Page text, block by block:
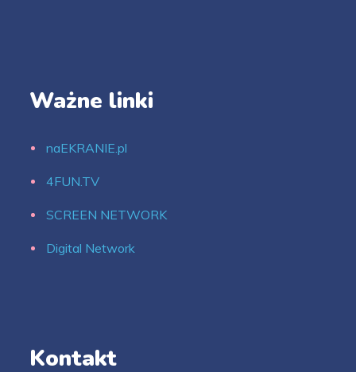
Ważne linki
naEKRANIE.pl
4FUN.TV
SCREEN NETWORK
Digital Network
Kontakt